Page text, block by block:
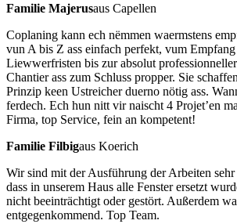
Familie Majerusaus Capellen
Coplaning kann ech nëmmen waermstens
vun A bis Z ass einfach perfekt, vum
Liewwerfristen bis zur absolut
Chantier ass zum Schluss propper. Sie
Prinzip keen Ustreicher duerno nötig ass.
ferdech. Ech hun nitt vir naischt 4 Projet’en
Firma, top Service, fein an kompetent!
Familie Filbigaus Koerich
Wir sind mit der Ausführung der Arbeiten
dass in unserem Haus alle Fenster ersetzt
nicht beeinträchtigt oder gestört. Außerdem
entgegenkommend. Top Team.